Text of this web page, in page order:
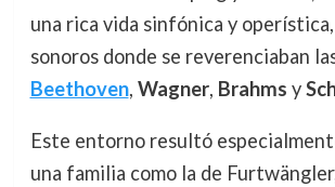
una rica vida sinfónica y
sonoros donde se reverenciaban
Beethoven, Wagner, Brahms y
Este entorno resultó
una familia como la de